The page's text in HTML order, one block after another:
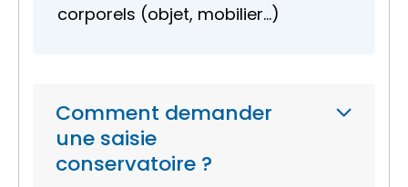
corporels (objet, mobilier…)
Comment demander
une saisie
conservatoire ?